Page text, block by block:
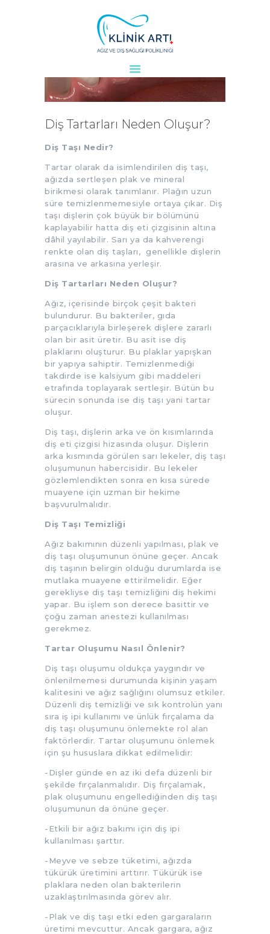
ANASAYFA
KURUMSAL
TEDAVILER
VAKALAR
KVKK
AYDINLATMA
METNI
BLOG
KLINIĞIMIZ
İLETIŞIM
Diş Tartarları Neden Oluşur?
Diş Taşı Nedir?
Tartar olarak da isimlendirilen diş taşı,
ağızda sertleşen plak ve mineral
birikmesi olarak tanımlanır. Plağın uzun
süre temizlenmemesiyle ortaya çıkar. Diş
taşı dişlerin çok büyük bir bölümünü
kaplayabilir hatta diş eti çizgisinin altına
dâhil yayılabilir. Sarı ya da kahverengi
renkte olan diş taşları, genellikle dişlerin
arasına ve arkasına yerleşir.
Diş Tartarları Neden Oluşur?
Ağız, içerisinde birçok çeşit bakteri
bulundurur. Bu bakteriler, gıda
parçacıklarıyla birleşerek dişlere zararlı
olan bir asit üretir. Bu asit ise diş
plaklarını oluşturur. Bu plaklar yapışkan
bir yapıya sahiptir. Temizlenmediği
takdirde ise kalsiyum gibi maddeleri
etrafında toplayarak sertleşir. Bütün bu
sürecin sonunda ise diş taşı yani tartar
oluşur.
Diş taşı, dişlerin arka ve ön kısımlarında
diş eti çizgisi hizasında oluşur. Dişlerin
arka kısmında görülen sarı lekeler, diş taşı
oluşumunun habercisidir. Bu lekeler
gözlemlendikten sonra en kısa sürede
muayene için uzman bir hekime
başvurulmalıdır.
Diş Taşı Temizliği
Ağız bakımının düzenli yapılması, plak ve
diş taşı oluşumunun önüne geçer. Ancak
diş taşının belirgin olduğu durumlarda ise
mutlaka muayene ettirilmelidir. Eğer
gerekliyse diş taşı temizliğini diş hekimi
yapar. Bu işlem son derece basittir ve
çoğu zaman anestezi kullanılması
gerekmez.
Tartar Oluşumu Nasıl Önlenir?
Diş taşı oluşumu oldukça yaygındır ve
önlenilmemesi durumunda kişinin yaşam
kalitesini ve ağız sağlığını olumsuz etkiler.
Düzenli diş temizliği ve sık kontrolün yanı
sıra iş ipi kullanımı ve ünlük fırçalama da
diş taşı oluşumunu önlemekte rol alan
faktörlerdir. Tartar oluşumunu önlemek
için şu hususlara dikkat edilmelidir:
-Dişler günde en az iki defa düzenli bir
şekilde fırçalanmalıdır. Diş fırçalamak,
plak oluşumunu engellediğinden diş taşı
oluşumunun da önüne geçer.
-Etkili bir ağız bakımı için diş ipi
kullanılması şarttır.
-Meyve ve sebze tüketimi, ağızda
tükürük üretimini arttırır. Tükürük ise
plaklara neden olan bakterilerin
uzaklaştırılmasında görev alır.
-Plak ve diş taşı etki eden gargaraların
üretimi mevcuttur. Ancak gargara, ağız